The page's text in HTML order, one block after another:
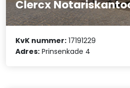
Clercx
KvK nummer: 17191229
Adres: Prinsenkade 4